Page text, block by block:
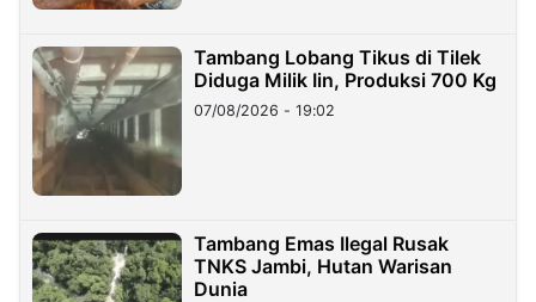
Tambang Lobang Tikus di Tilek
Diduga Milik Iin, Produksi 700 Kg
07/08/2026 - 19:02
Tambang Emas Ilegal Rusak
TNKS Jambi, Hutan Warisan
Dunia